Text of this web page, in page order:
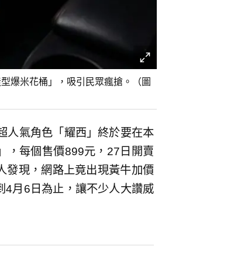
爆米花桶」，吸引民眾瘋搶。（圖
人氣角色「耀西」終於要在本
，每個售價899元，27日開賣
發現，網路上竟出現黃牛加價
4月6日為止，讓不少人大讚威